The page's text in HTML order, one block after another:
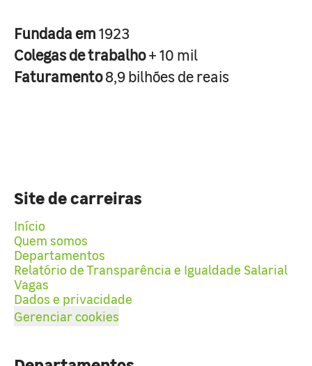
Fundada em1923
Colegas de trabalho+ 10 mil
Faturamento8,9 bilhões de reais
Site de carreiras
Início
Quem somos
Departamentos
Relatório de Transparência e Igualdade Salarial
Vagas
Dados e privacidade
Gerenciar cookies